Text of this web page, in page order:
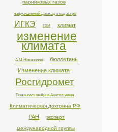
парниковых газов
национальный доклад о кадастре
ИГКЭ ГХИ климат
изменение
климата
А.М.Никаноров
бюллетень
Изменение климата
Росгидромет
Романовская Анна Анатольевна
Климатическая доктрина РФ
РАН
эксперт
международной группы